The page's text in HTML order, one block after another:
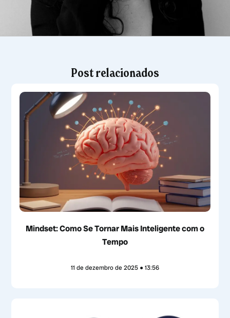
Post relacionados
Mindset: Como Se Tornar Mais Inteligente com o
Tempo
11 de dezembro de 2025 13:56